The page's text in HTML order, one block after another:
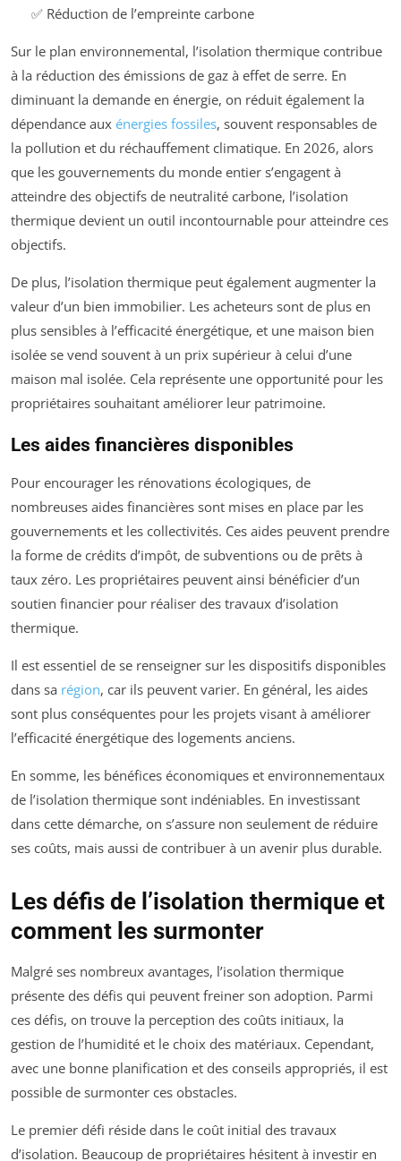
✅ Réduction de l’empreinte carbone
Sur le plan environnemental, l’isolation thermique contribue
à la réduction des émissions de gaz à effet de serre. En
diminuant la demande en énergie, on réduit également la
dépendance aux énergies fossiles, souvent responsables de
la pollution et du réchauffement climatique. En 2026, alors
que les gouvernements du monde entier s’engagent à
atteindre des objectifs de neutralité carbone, l’isolation
thermique devient un outil incontournable pour atteindre ces
objectifs.
De plus, l’isolation thermique peut également augmenter la
valeur d’un bien immobilier. Les acheteurs sont de plus en
plus sensibles à l’efficacité énergétique, et une maison bien
isolée se vend souvent à un prix supérieur à celui d’une
maison mal isolée. Cela représente une opportunité pour les
propriétaires souhaitant améliorer leur patrimoine.
Les aides financières disponibles
Pour encourager les rénovations écologiques, de
nombreuses aides financières sont mises en place par les
gouvernements et les collectivités. Ces aides peuvent prendre
la forme de crédits d’impôt, de subventions ou de prêts à
taux zéro. Les propriétaires peuvent ainsi bénéficier d’un
soutien financier pour réaliser des travaux d’isolation
thermique.
Il est essentiel de se renseigner sur les dispositifs disponibles
dans sa région, car ils peuvent varier. En général, les aides
sont plus conséquentes pour les projets visant à améliorer
l’efficacité énergétique des logements anciens.
En somme, les bénéfices économiques et environnementaux
de l’isolation thermique sont indéniables. En investissant
dans cette démarche, on s’assure non seulement de réduire
ses coûts, mais aussi de contribuer à un avenir plus durable.
Les défis de l’isolation thermique et
comment les surmonter
Malgré ses nombreux avantages, l’isolation thermique
présente des défis qui peuvent freiner son adoption. Parmi
ces défis, on trouve la perception des coûts initiaux, la
gestion de l’humidité et le choix des matériaux. Cependant,
avec une bonne planification et des conseils appropriés, il est
possible de surmonter ces obstacles.
Le premier défi réside dans le coût initial des travaux
d’isolation. Beaucoup de propriétaires hésitent à investir en